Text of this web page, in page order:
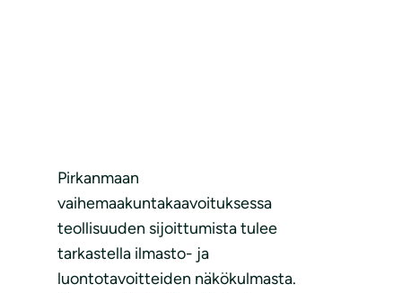
Pirkanmaan
vaihemaakuntakaavoituksessa
teollisuuden sijoittumista tulee
tarkastella ilmasto- ja
luontotavoitteiden näkökulmasta.